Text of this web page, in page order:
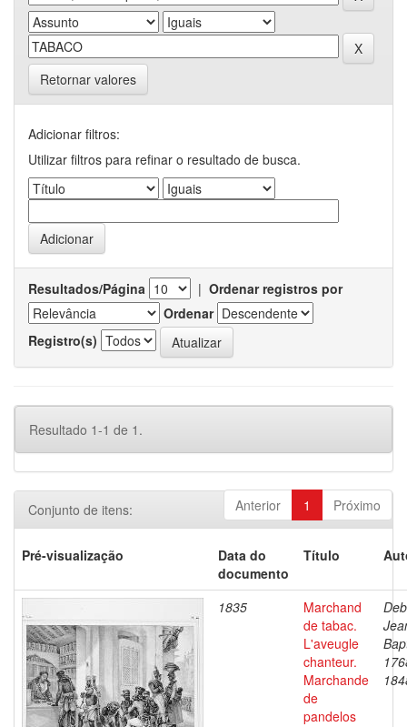
Retornar valores
Adicionar filtros:
Utilizar filtros para refinar o resultado de busca.
Resultados/Página | Ordenar registros por
Ordenar
Registro(s)
Resultado 1-1 de 1.
Anterior 1 Próximo
Conjunto de itens:
Pré-visualização
Data do
documento
Título
1835
Marchand
de tabac.
L'aveugle
chanteur.
Marchande
de
pandelos